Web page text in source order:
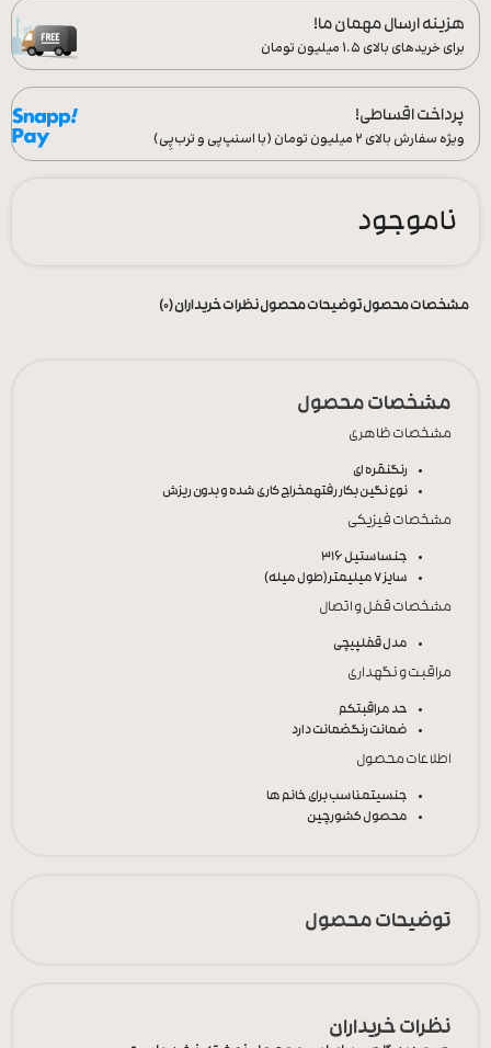
هزینه ارسال مهمان ما!
برای خریدهای بالای ۱.۵ میلیون تومان
پرداخت اقساطی!
ویژه سفارش‌ بالای ۲ میلیون تومان (با اسنپ‌پی و ترب‌پِی)
ناموجود
مشخصات محصولتوضیحات محصولنظرات خریداران (0)
مشخصات محصول
مشخصات ظاهری
رنگنقره ای
نوع نگین بکار رفتهمخراج کاری شده و بدون ریزش
مشخصات فیزیکی
جنساستیل 316
سایز7 میلیمتر(طول میله)
مشخصات قفل و اتصال
مدل قفلپیچی
مراقبت و نگهداری
حد مراقبتکم
ضمانت رنگضمانت دارد
اطلاعات محصول
جنسیتمناسب برای خانم ها
محصول کشورچین
توضیحات محصول
نظرات خریداران